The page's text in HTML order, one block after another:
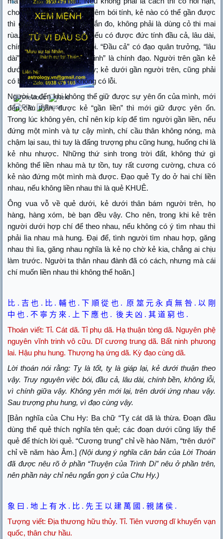
cho nên cần phải suy nghiêm bói tính, kẻ nào có thể gần được
thì gần. “Phệ” là bói tính đắn đo, không phải là dùng cỏ thi mai
rùa. Cái người mình gần nếu có được đức tính đầu cả, lâu dài,
chính bền, thì không có lỗi. “Đầu cả” có đạo quân trưởng, “lâu
dài” có thể thường lâu, “trinh” là chính đạo. Người trên gần kẻ
dưới, ắt có ba đức tính ấy; kẻ dưới gần người trên, cũng phải
có ba đức tính ấy thì không có lỗi.
Người ta đến khi không thể giữ được sự yên ổn của mình, mới
đến cầu thân, được kẻ “gần liền” thì mới giữ được yên ổn.
Trong lúc không yên, chỉ nên kíp kíp để tìm người gần liền, nếu
đứng một mình và tự cậy mình, chí cầu thân không nóng, mà
chậm lại sau, thì tuy là đấng trượng phu cũng hung, huống chi là
kẻ nhu nhược. Những thứ sinh trong trời đất, không thứ gì
không thể liền nhau mà tự tồn, tuy rất cương cường, chưa có
kẻ nào đứng một mình mà được. Đạo quẻ Tỵ do ở hai chí liền
nhau, nếu không liền nhau thì là quẻ KHUÊ.
Ông vua vỗ về quẻ dưới, kẻ dưới thân bám người trên, họ
hàng, hàng xóm, bè bạn đều vậy. Cho nên, trong khi kẻ trên
người dưới hợp chí để theo nhau, nếu không có ý tìm nhau thì
phải lìa nhau mà hung. Đại để, tình người tìm nhau hợp, găng
nhau thì lìa, găng nhau nghĩa là kẻ nọ chờ kẻ kia, chẳng ai chịu
làm trước. Người ta thân nhau đành đã có cách, nhưng mà cái
chí muốn liền nhau thì không thể hoãn.]
比 . 吉 也 . 比 . 輔 也 .下 順 從 也. 原 筮 元 永 貞 無 咎.以 剛
中 也 .不 寧 方 來 . 上 下 應 也 .後 夫 凶 .其 道 窮 也 .
Thoán viết: Tỉ. Cát dã. Tỉ phụ dã. Hạ thuận tòng dã. Nguyên phệ
nguyên vĩnh trinh vô cữu. Dĩ cương trung dã. Bất ninh phưong
lai. Hậu phu hung. Thượng hạ ứng dã. Kỳ đạo cùng dã.
Lời thoán nói rằng: Tỵ là tốt, tỵ là giáp lại, kẻ dưới thuận theo
vậy. Truy nguyên việc bói, đầu cả, lâu dài, chính bền, không lỗi,
vì chính giữa vậy. Không yên mới lại, trên dưới ứng nhau vậy.
Sau trượng phu hung, vì đạo cùng vậy.
[Bản nghĩa của Chu Hy: Ba chữ “Tỵ cát dã là thừa. Đoạn đầu
dùng thể quẻ thích nghĩa tên quẻ; các đoạn dưới cũng lấy thể
quẻ để thích lời quẻ. “Cương trung” chỉ về hào Năm, “trên dưới”
chỉ về năm hào Âm.] (Nội dung ý nghĩa căn bản của Lời Thoán
đã được nêu rõ ở phần “Truyện của Trình Di” nêu ở phần trên,
nên phần này chỉ nêu ngắn gọn ý của Chu Hy.)
象 曰 .地 上 有 水 . 比 . 先 王 以 建 萬 國 .親 諸 侯 .
Tượng viết:Địa thương hữu thủy. Tỉ. Tiên vương dĩ khuyến vạn
quốc, thân chư hầu.